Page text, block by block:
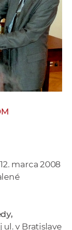
e
v
p
r
a
v
c
marca 2008
ul. v Bratislave